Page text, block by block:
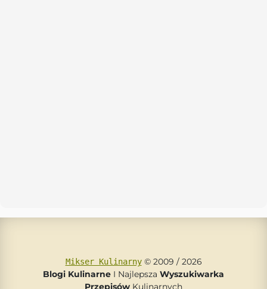
Mikser Kulinarny© 2009 / 2026
Blogi Kulinarne I Najlepsza Wyszukiwarka
Przepisów Kulinarnych